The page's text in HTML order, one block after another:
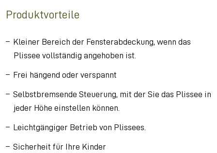
Produktvorteile
Kleiner Bereich der Fensterabdeckung, wenn das
Plissee vollständig angehoben ist.
Frei hängend oder verspannt
Selbstbremsende Steuerung, mit der Sie das Plissee in
jeder Höhe einstellen können.
Leichtgängiger Betrieb von Plissees.
Sicherheit für Ihre Kinder